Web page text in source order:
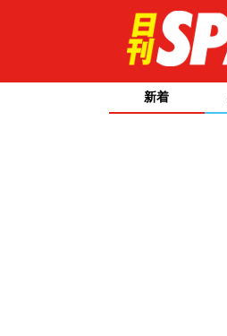
新着